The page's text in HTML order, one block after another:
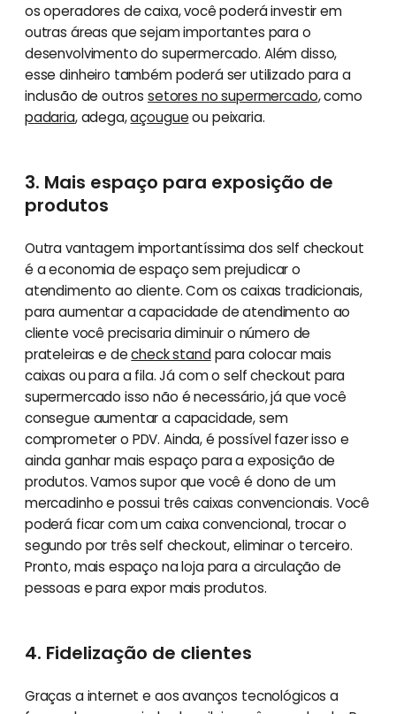
os operadores de caixa, você poderá investir em
outras áreas que sejam importantes para o
desenvolvimento do supermercado. Além disso,
esse dinheiro também poderá ser utilizado para a
inclusão de outros setores no supermercado, como
padaria, adega,açougueou peixaria.
3. Mais espaço para exposição de
produtos
Outra vantagem importantíssima dos self checkout
é a economia de espaço sem prejudicar o
atendimento ao cliente. Com os caixas tradicionais,
para aumentar a capacidade de atendimento ao
cliente você precisaria diminuir o número de
prateleiras e decheck standpara colocar mais
caixas ou para a fila. Já com o self checkout para
supermercado isso não é necessário, já que você
consegue aumentar a capacidade, sem
comprometer o PDV. Ainda, é possível fazer isso e
ainda ganhar mais espaço para a exposição de
produtos. Vamos supor que você é dono de um
mercadinho e possui três caixas convencionais. Você
poderá ficar com um caixa convencional, trocar o
segundo por três self checkout, eliminar o terceiro.
Pronto, mais espaço na loja para a circulação de
pessoas e para expor mais produtos.
4. Fidelização de clientes
Graças a internet e aos avanços tecnológicos a